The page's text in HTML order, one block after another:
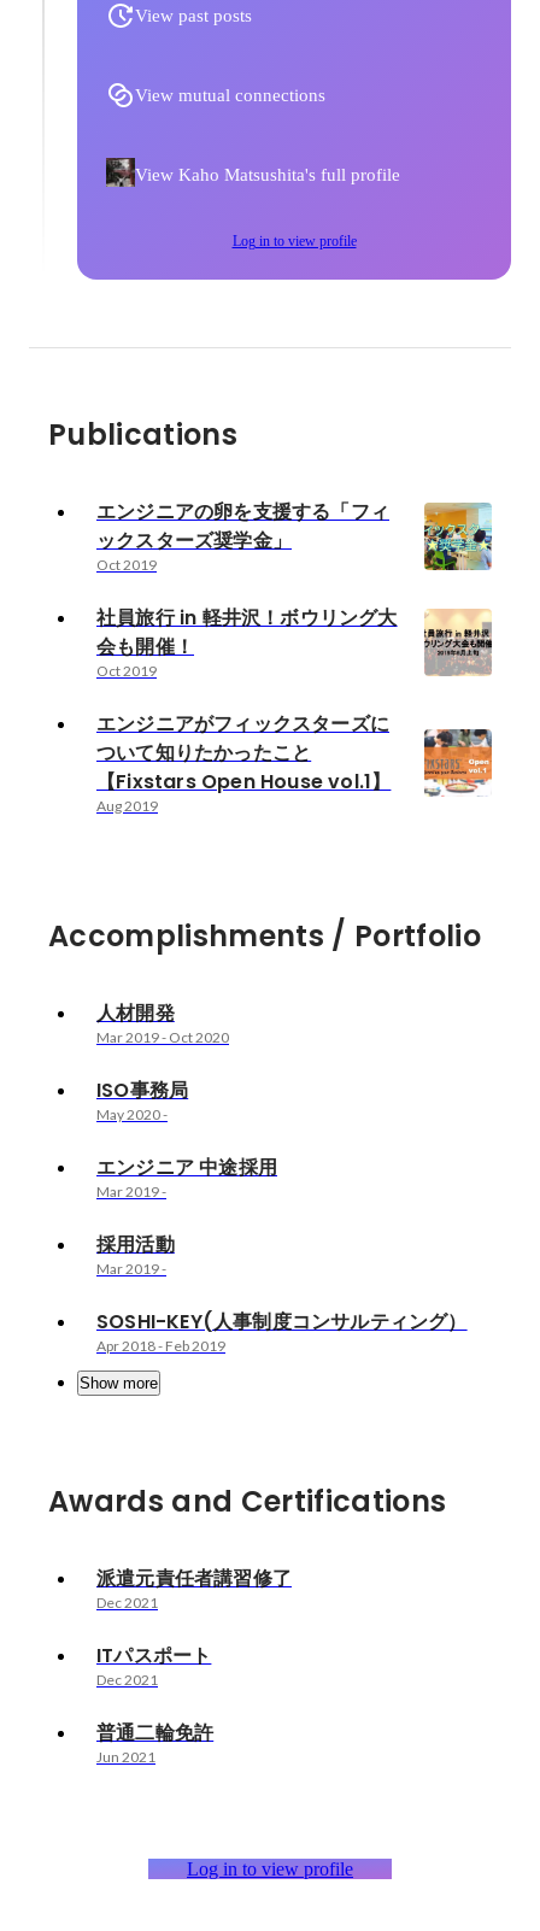
View past posts
View mutual connections
View Kaho Matsushita's full profile
Log in to view profile
Publications
エンジニアの卵を支援する「フィ
ックスターズ奨学金」
Oct 2019
社員旅行 in 軽井沢！ボウリング大
会も開催！
Oct 2019
エンジニアがフィックスターズに
ついて知りたかったこと
【Fixstars Open House vol.1】
Aug 2019
Accomplishments / Portfolio
人材開発
Mar 2019- Oct 2020
ISO事務局
May 2020-
エンジニア 中途採用
Mar 2019-
採用活動
Mar 2019-
SOSHI-KEY(人事制度コンサルティング）
Apr 2018- Feb 2019
Show more
Awards and Certifications
派遣元責任者講習修了
Dec 2021
ITパスポート
Dec 2021
普通二輪免許
Jun 2021
Log in to view profile